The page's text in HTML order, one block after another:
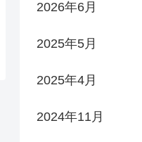
2026年6月
2025年5月
2025年4月
2024年11月